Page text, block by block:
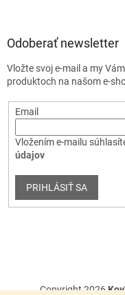
Odoberať newsletter
Vložte svoj e-mail a my
produktoch na našom e-
Email
Vložením e-mailu
údajov
PRIHLÁSIŤ SA
Copyright 2026